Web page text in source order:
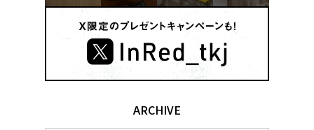
ARCHIVE